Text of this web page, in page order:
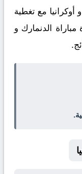
مع تغطية
الدنمارك و